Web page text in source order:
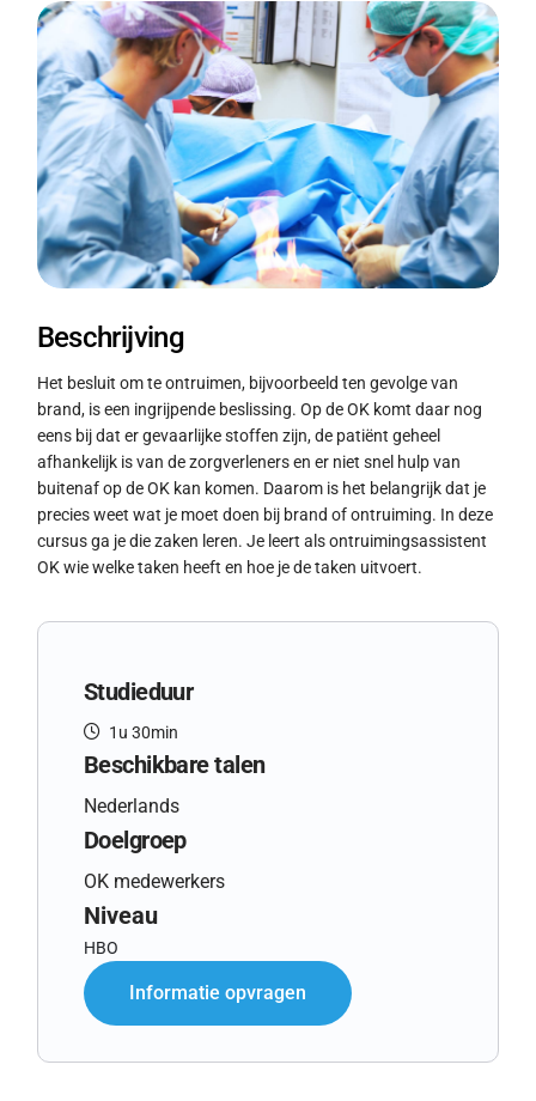
Beschrijving
Het besluit om te ontruimen, bijvoorbeeld ten gevolge van
brand, is een ingrijpende beslissing. Op de OK komt daar nog
eens bij dat er gevaarlijke stoffen zijn, de patiënt geheel
afhankelijk is van de zorgverleners en er niet snel hulp van
buitenaf op de OK kan komen. Daarom is het belangrijk dat je
precies weet wat je moet doen bij brand of ontruiming. In deze
cursus ga je die zaken leren. Je leert als ontruimingsassistent
OK wie welke taken heeft en hoe je de taken uitvoert.
Studieduur
1u 30min
Beschikbare talen
Nederlands
Doelgroep
OK medewerkers
Niveau
HBO
Informatie opvragen